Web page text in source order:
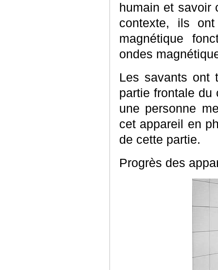
humain et savoir
contexte, ils ont
magnétique
ondes
Les savants ont
partie frontale du
une personne
cet appareil en
de cette partie.
Progrès des